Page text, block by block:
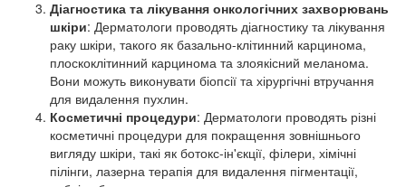
Діагностика та лікування онкологічних захворювань
шкіри: Дерматологи проводять діагностику та лікування
раку шкіри, такого як базально-клітинний карцинома,
плоскоклітинний карцинома та злоякісний меланома.
Вони можуть виконувати біопсії та хірургічні втручання
для видалення пухлин.
Косметичні процедури: Дерматологи проводять різні
косметичні процедури для покращення зовнішнього
вигляду шкіри, такі як ботокс-ін'єкції, філери, хімічні
пілінги, лазерна терапія для видалення пігментації,